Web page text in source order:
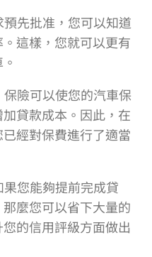
先批准，您可以知道
這樣，您就可以更有
險可以使您的汽車保
貸款成本。因此，在
經對保費進行了適當
您能夠提前完成貸
麼您可以省下大量的
的信用評級方面做出